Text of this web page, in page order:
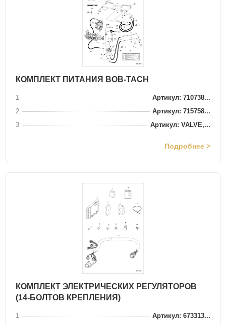
КОМПЛЕКТ ПИТАНИЯ BOB-TACH
1
Артикул: 710738...
2
Артикул: 715758...
3
Артикул: VALVE,...
Подробнее >
КОМПЛЕКТ ЭЛЕКТРИЧЕСКИХ РЕГУЛЯТОРОВ
(14-БОЛТОВ КРЕПЛЕНИЯ)
1
Артикул: 673313...